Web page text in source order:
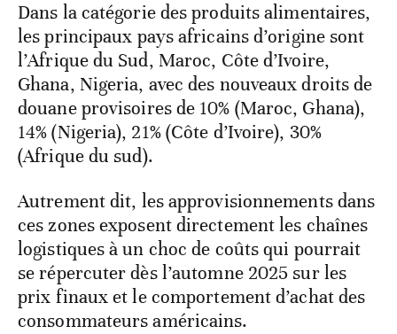
Dans la catégorie des produits alimentaires,
les principaux pays africains d’origine sont
l’Afrique du Sud, Maroc, Côte d’Ivoire,
Ghana, Nigeria, avec des nouveaux droits de
douane provisoires de 10% (Maroc, Ghana),
14% (Nigeria), 21% (Côte d’Ivoire), 30%
(Afrique du sud).
Autrement dit, les approvisionnements dans
ces zones exposent directement les chaînes
logistiques à un choc de coûts qui pourrait
se répercuter dès l’automne 2025 sur les
prix finaux et le comportement d’achat des
consommateurs américains.